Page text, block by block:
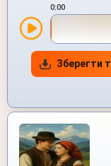
0:00
Зберегти